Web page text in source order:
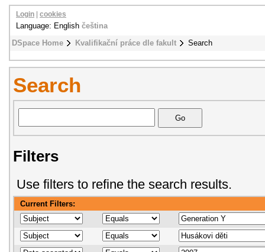
DSpace Home Kvalifikační práce dle fakult Search
Login cookies
Language: English čeština
Search
Filters
Use filters to refine the search results.
Current Filters: